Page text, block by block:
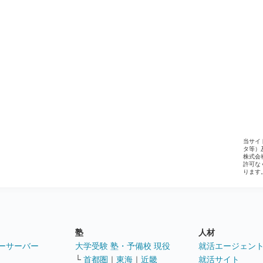
当サイ
タ等）
株式会
許可な
ります
サーバー
塾
大学受験 塾・予備校 現役
└ 首都圏 ｜ 東海 ｜ 近畿
人材
就活エージェン
就活サイト